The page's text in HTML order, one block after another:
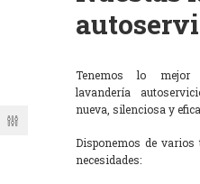
Tenemos lo mejor
lavandería
nueva, silenciosa y
Disponemos de
necesidades: